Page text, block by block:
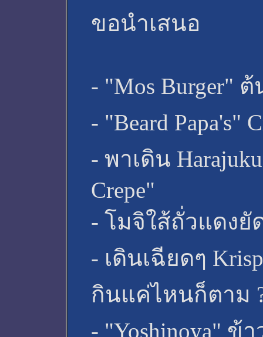
ขอนำเสนอ
- "Mos Burger"
- "Beard
- พาเดิน
Crepe"
- โมจิใส้ถั่วแดงยั
- เดินเฉียดๆ
กินแค่ไหนก็ตาม
- "Yoshinoya" ข้